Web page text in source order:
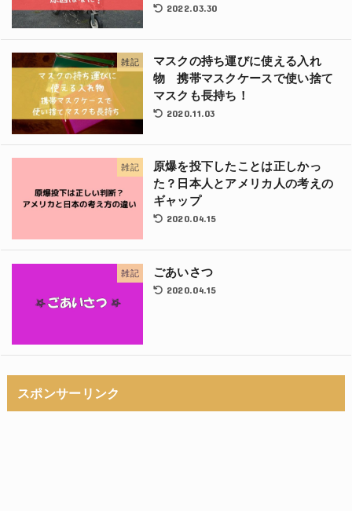
2022.03.30
雑記
マスクの持ち運びに使える入れ
物 携帯マスクケースで使い捨て
マスクも長持ち！
2020.11.03
雑記
原爆を投下したことは正しかっ
た？日本人とアメリカ人の考えの
ギャップ
2020.04.15
雑記 ごあいさつ
2020.04.15
スポンサーリンク